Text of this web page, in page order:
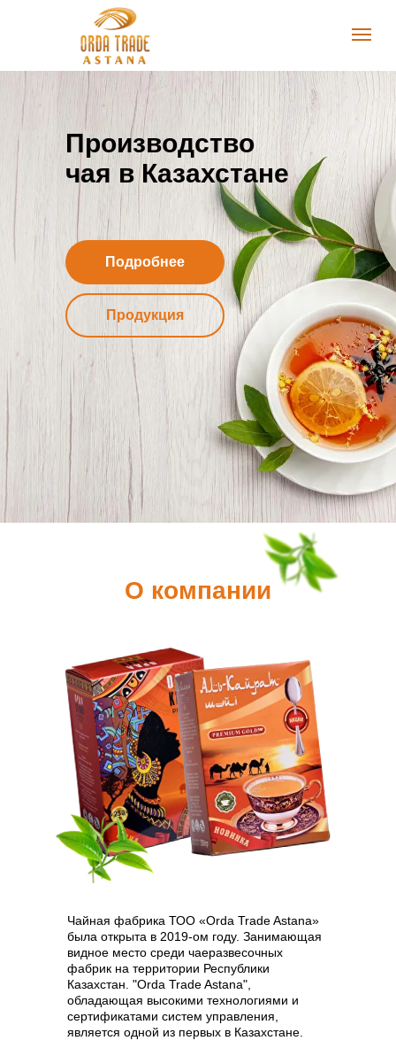
Производство
чая в Казахстане
Подробнее
Продукция
О компании
Чайная фабрика ТОО «Orda Trade Astana»
была открыта в 2019-ом году. Занимающая
видное место среди чаеразвесочных
фабрик на территории Республики
Казахстан. "Orda Trade Astana",
обладающая высокими технологиями и
сертификатами систем управления,
является одной из первых в Казахстане.